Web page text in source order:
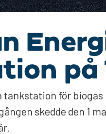
på
för
skedde den 1